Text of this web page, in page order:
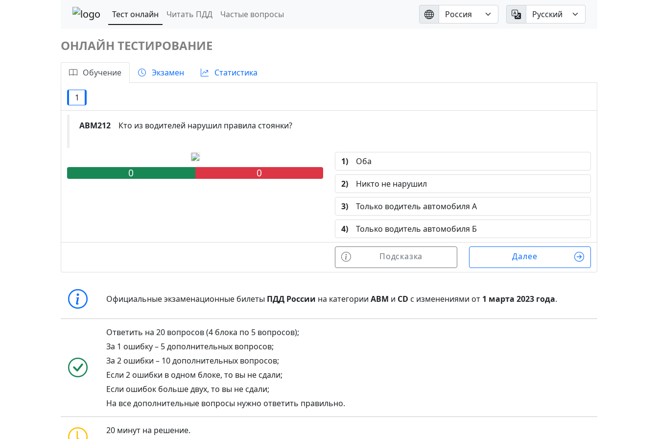
Тест онлайн Читать ПДД Частые вопросы
ОНЛАЙН ТЕСТИРОВАНИЕ
Обучение Экзамен Статистика
1
ABM212 Кто из водителей нарушил правила стоянки?
0 0
1) Оба
2) Никто не нарушил
3) Только водитель автомобиля А
4) Только водитель автомобиля Б
Подсказка Далее
Официальные экзаменационные билеты ПДД России на категорииABM и CD с изменениями от 1 марта 2023 года.
Ответить на 20 вопросов (4 блока по 5 вопросов);
За 1 ошибку – 5 дополнительных вопросов;
За 2 ошибки – 10 дополнительных вопросов;
Если 2 ошибки в одном блоке, то вы не сдали;
Если ошибок больше двух, то вы не сдали;
На все дополнительные вопросы нужно ответить правильно.
20 минут на решение.